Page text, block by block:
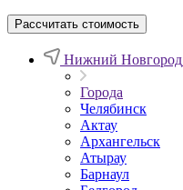
Рассчитать стоимость
Нижний Новгород
Города
Челябинск
Актау
Архангельск
Атырау
Барнаул